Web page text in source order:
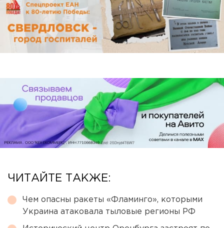
ЧИТАЙТЕ ТАКЖЕ:
Чем опасны ракеты «Фламинго», которыми
Украина атаковала тыловые регионы РФ